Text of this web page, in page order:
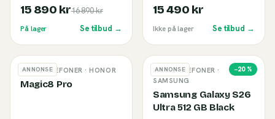
15 890 kr16 890 kr
På lager Se tilbud →
15 490 kr
Ikke på lager Se tilbud →
ANNONSE
MOBILTELEFONER · HONOR
Magic8 Pro
ANNONSE −20%
MOBILTELEFONER ·
SAMSUNG
Samsung Galaxy S26
Ultra 512 GB Black